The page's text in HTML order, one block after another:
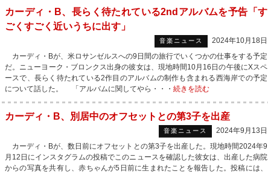
カーディ・B、長らく待たれている2ndアルバムを予告「す
ごくすごく近いうちに出す」
音楽ニュース
2024年10月18日
カーディ・Bが、米ロサンゼルスへの9日間の旅行でいくつかの仕事をする予定
だ。ニューヨーク・ブロンクス出身の彼女は、現地時間10月16日の午後にXスペ
ースで、長らく待たれている2作目のアルバムの制作も含まれる西海岸での予定
について話した。 「アルバムに関してやら・・・ 続きを読む
カーディ・B、別居中のオフセットとの第3子を出産
音楽ニュース
2024年9月13日
カーディ・Bが、数日前にオフセットとの第3子を出産した。現地時間2024年9
月12日にインスタグラムの投稿でこのニュースを確認した彼女は、出産した病院
からの写真を共有し、赤ちゃんが5日前に生まれたことを報告した。投稿には、